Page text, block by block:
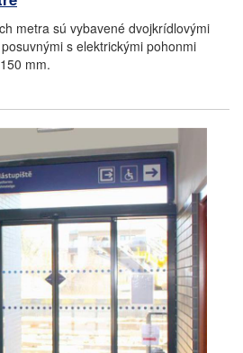
metra sú vybavené dvojkrídlovými
s elektrickými pohonmi
mm.